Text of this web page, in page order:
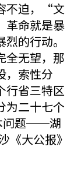
不迫，“文
命就是暴
的行动。
全无望，那
，索性分
行省三特区
为二十七个
问题──湖
《大公报》